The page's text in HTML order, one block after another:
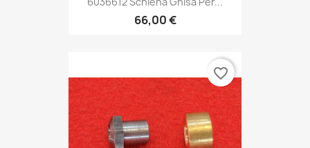
66,00 €
favorite_border